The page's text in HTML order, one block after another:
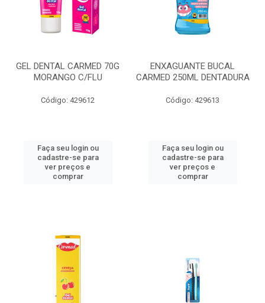
GEL DENTAL CARMED 70G
MORANGO C/FLU
Código: 429612
Faça seu login ou
cadastre-se para
ver preços e
comprar
ENXAGUANTE BUCAL
CARMED 250ML DENTADURA
Código: 429613
Faça seu login ou
cadastre-se para
ver preços e
comprar